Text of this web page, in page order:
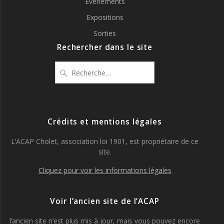
Expositions
Sorties
Rechercher dans le site
pour
Crédits et mentions légales
L’ACAP Cholet, association loi 1901, est propriétaire de ce
site.
Cliquez pour voir les informations légales
Voir l’ancien site de l’ACAP
l’ancien site n’est plus mis à jour, mais vous pouvez encore